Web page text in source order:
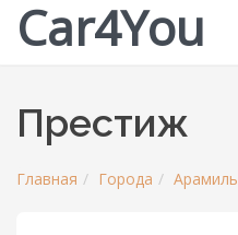
Car4You
Престиж
Главная Города Арамиль